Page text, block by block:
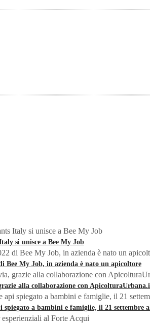
si unisce a Bee My Job
Bee My Job, in azienda è nato un apicoltore
alla collaborazione con
spiegato a bambini e famiglie, il 21 settembre